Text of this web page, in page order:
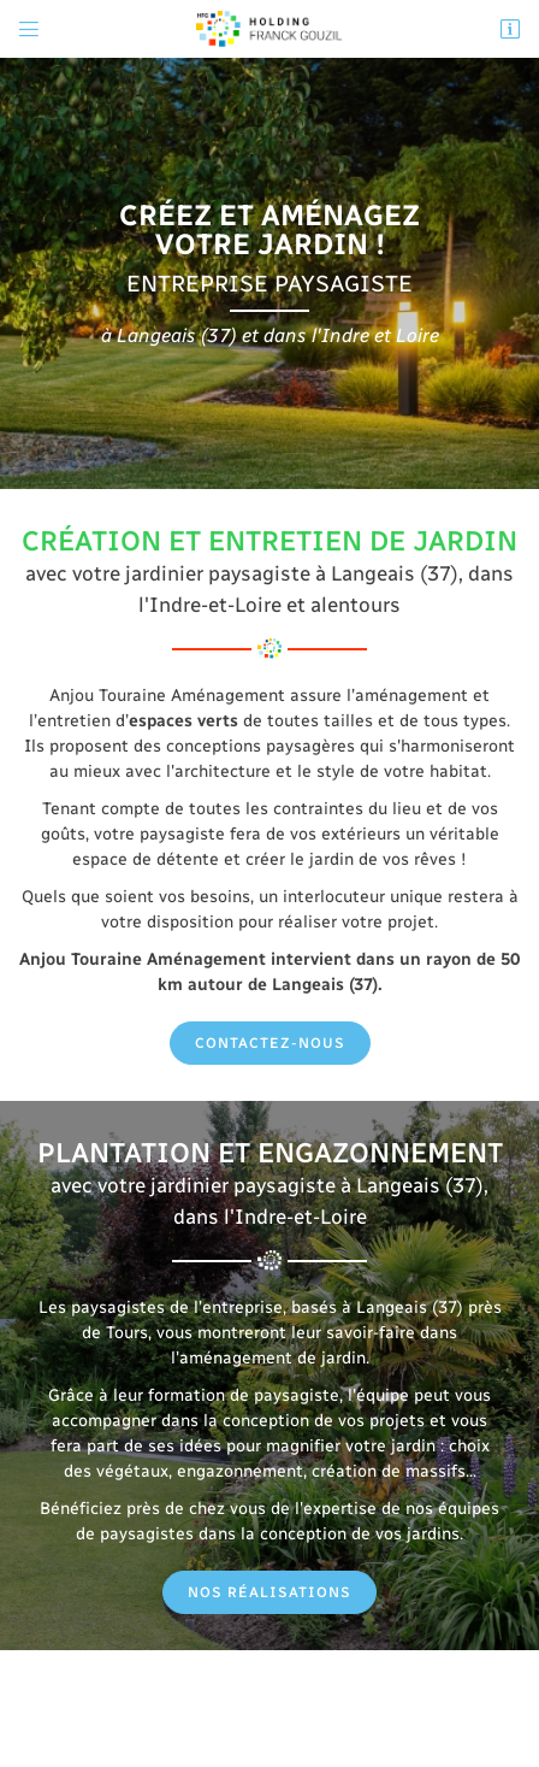
 
31 route de la Rouchouze
37130 Langeais
06 30 32 05 48
 Adresse email de réception
En cochant cette case, vous consentez à recevoir nos propositions commerciales à
l'adresse email indiqué ci-dessus. Vous pouvez vous désinscrire à tout moment en
utilisantle formulaire de désinscription
ANJOU TOURAINE AMÉNAGEMENT
06 30 32 05 48
ANJOU CONSEIL ASSAINISSEMENT
02 41 50 70 23
CRÉEZ ET AMÉNAGEZ
VOTRE JARDIN !
ENTREPRISE PAYSAGISTE
à Langeais (37) et dans l'Indre et Loire
CRÉATION ET ENTRETIEN DE JARDIN
avec votre jardinier paysagiste à Langeais (37), dans
l'Indre-et-Loire et alentours
Anjou Touraine Aménagement assure l’aménagement et
l’entretien d’espaces verts de toutes tailles et de tous types.
Ils proposent des conceptions paysagères qui s'harmoniseront
au mieux avec l'architecture et le style de votre habitat.
Tenant compte de toutes les contraintes du lieu et de vos
goûts, votre paysagiste fera de vos extérieurs un véritable
espace de détente et créer le jardin de vos rêves !
Quels que soient vos besoins, un interlocuteur unique restera à
votre disposition pour réaliser votre projet.
Anjou Touraine Aménagement intervient dans un rayon de 50
km autour de Langeais (37).
CONTACTEZ-NOUS
PLANTATION ET ENGAZONNEMENT
avec votre jardinier paysagiste à Langeais (37),
dans l'Indre-et-Loire
Les paysagistes de l’entreprise, basés à Langeais (37) près
de Tours, vous montreront leur savoir-faire dans
l'aménagement de jardin.
Grâce à leur formation de paysagiste, l'équipe peut vous
accompagner dans la conception de vos projets et vous
fera part de ses idées pour magnifier votre jardin : choix
des végétaux, engazonnement, création de massifs...
Bénéficiez près de chez vous de l'expertise de nos équipes
de paysagistes dans la conception de vos jardins.
NOS RÉALISATIONS